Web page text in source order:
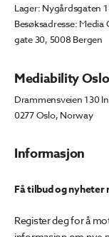
Informasjon
Lager: Nygårdsgaten
Besøksadresse: Media
gate 30, 5008 Bergen
Mediability Oslo
Drammensveien 130
0277 Oslo, Norway
Få tilbud og
Register deg for å